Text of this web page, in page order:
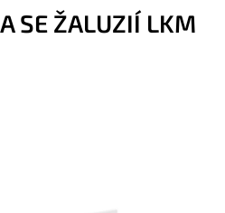
SE ŽALUZIÍ LKM